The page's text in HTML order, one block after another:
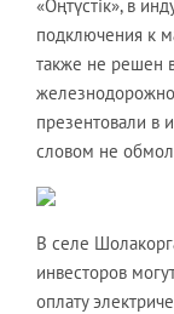
«Oңтүстік», в
подключения к
также не решен
презентовали в
словом не
В селе
инвесторов
оплату